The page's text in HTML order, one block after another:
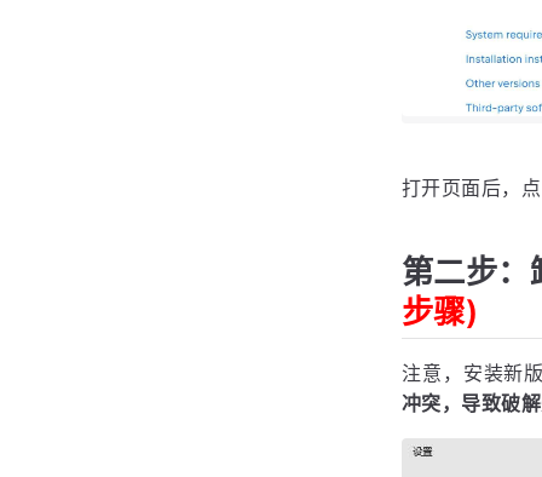
打开页面后，
第二步：
步骤)
注意，安装新
冲突，导致破